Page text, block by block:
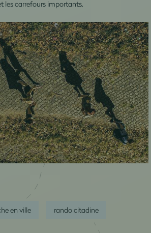
les carrefours importants.
en ville rando citadine